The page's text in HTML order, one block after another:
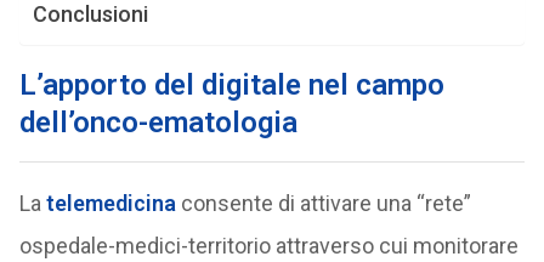
Conclusioni
L’apporto del digitale nel campo
dell’onco-ematologia
La telemedicina consente di attivare una “rete”
ospedale-medici-territorio attraverso cui monitorare